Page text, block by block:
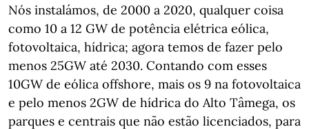
Nós instalámos, de 2000 a 2020, qualquer coisa
como 10 a 12 GW de potência elétrica eólica,
fotovoltaica, hídrica; agora temos de fazer pelo
menos 25GW até 2030. Contando com esses
10GW de eólica offshore, mais os 9 na fotovoltaica
e pelo menos 2GW de hídrica do Alto Tâmega, os
parques e centrais que não estão licenciados, para